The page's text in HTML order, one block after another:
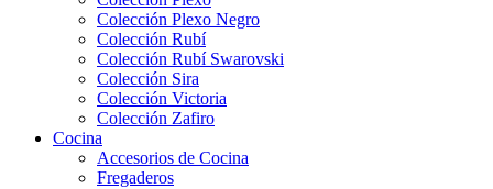
Colección Plexo Negro
Colección Rubí
Colección Rubí Swarovski
Colección Sira
Colección Victoria
Colección Zafiro
Cocina
Accesorios de Cocina
Fregaderos